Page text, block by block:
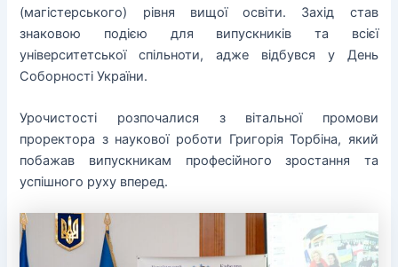
(магістерського) рівня вищої освіти. Захід став
знаковою подією для випускників та всієї
університетської спільноти, адже відбувся у День
Соборності України.
Урочистості розпочалися з вітальної промови
проректора з наукової роботи Григорія Торбіна, який
побажав випускникам професійного зростання та
успішного руху вперед.